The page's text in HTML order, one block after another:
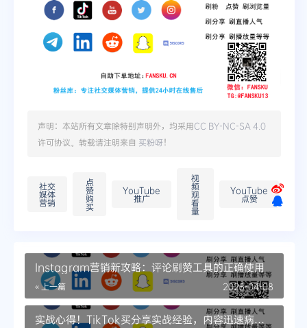
声明：本站所有文章除特别声明外，均采用CC BY-NC-SA 4.0
许可协议。转载请注明来自 买粉呀！
社交
媒体
营销
点
赞
购
买
YouTube
推广
视
频
观
看
量
YouTube
点赞
Instagram营销新攻略：评论刷赞工具的正确使用
« 上一篇 2025-04-08
实战心得！TikTok买分享实战经验，内容迅速病毒